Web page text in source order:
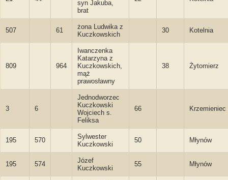
syn Jakuba,
brat
507 61
żona Ludwika z
Kuczkowskich
30 Kotelnia
809 964
Iwanczenka
Katarzyna z
Kuczkowskich,
mąż
prawosławny
38 Żytomierz
3 6
Jednodworzec
Kuczkowski
Wojciech s.
Feliksa
66 Krzemieniec
195 570
Sylwester
Kuczkowski
50 Młynów
195 574
Józef
Kuczkowski
55 Młynów